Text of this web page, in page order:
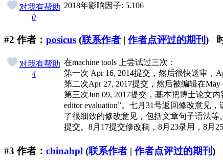
对我有帮助
0
2018年影响因子: 5.106
#2 作者： posicus (联系作者 |作者点评过的期刊)
对我有帮助
4
在machine tools 上尝试过三次：
第一次 Apr 16, 2014提交，然后很快送审，
第二次Apr 27, 2017提交，然后被编辑在May
第三次Jun 09, 2017提交，基本把博士论文
editor evaluation”。七月31号返回修改意见
了很细致的修改意见，包括文章句子语法
提交。8月17提交修改稿，8月23录用，8月
#3 作者： chinahpl (联系作者 |作者点评过的期刊)